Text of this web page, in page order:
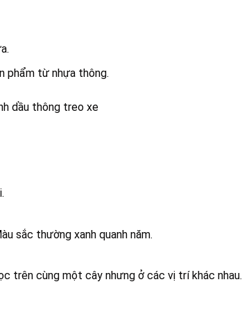
phẩm từ nhựa thông.
sắc thường xanh quanh năm.
trên cùng một cây nhưng ở các vị trí khác nhau.